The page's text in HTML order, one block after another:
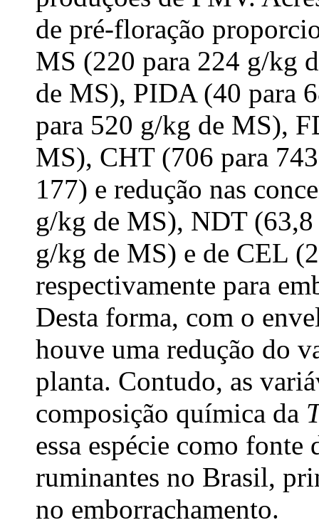
de pré-floração
MS (220 para 224 g/kg
de MS), PIDA (40 para
para 520 g/kg de MS),
MS), CHT (706 para
177) e redução nas
g/kg de MS), NDT
g/kg de MS) e de CEL
respectivamente para
Desta forma, com o
houve uma redução do
planta. Contudo, as
composição química da
essa espécie como fonte
ruminantes no Brasil,
no emborrachamento.